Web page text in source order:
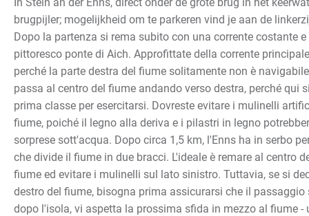
brugpijler; mogelijkheid om te parkeren vind je aan de
Dopo la partenza si rema subito con una corrente costante
pittoresco ponte di Aich. Approfittate della corrente
perché la parte destra del fiume solitamente non è
passa al centro del fiume andando verso destra, perché qui
prima classe per esercitarsi. Dovreste evitare i mulinelli
fiume, poiché il legno alla deriva e i pilastri in legno
sorprese sott'acqua. Dopo circa 1,5 km, l'Enns ha in serbo
che divide il fiume in due bracci. L'ideale è remare al centro
fiume ed evitare i mulinelli sul lato sinistro. Tuttavia, se si
destro del fiume, bisogna prima assicurarsi che il passaggio
dopo l'isola, vi aspetta la prossima sfida in mezzo al fiume -